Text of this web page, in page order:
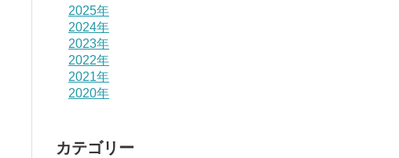
2025年
2024年
2023年
2022年
2021年
2020年
カテゴリー